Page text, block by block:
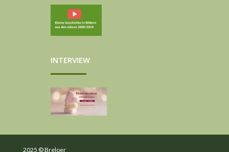
INTERVIEW
2025 © Breloer